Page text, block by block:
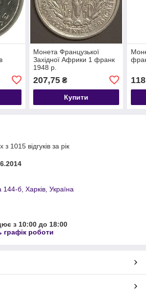
Монета Французької
Західної Африки 1 франк
1948 р.
207,75₴
Купити
1015 відгуків за рік
б, Харків, Україна
з 10:00 до 18:00
графік роботи